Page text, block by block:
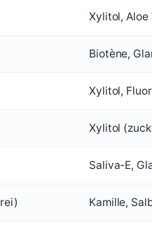
Xylitol, Aloe
Biotène,
Xylitol,
Xylitol
Saliva-E,
Kamille,